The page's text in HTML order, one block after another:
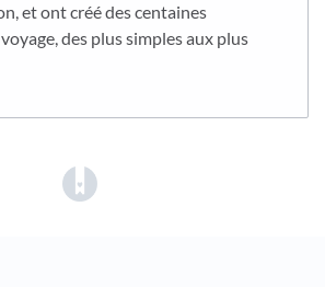
et ont créé des centaines
des plus simples aux plus